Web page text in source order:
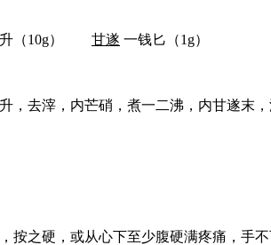
（10g） 甘遂 一钱匕（1g）
，去滓，内芒硝，煮一二沸，内甘遂末
按之硬，或从心下至少腹硬满疼痛，手